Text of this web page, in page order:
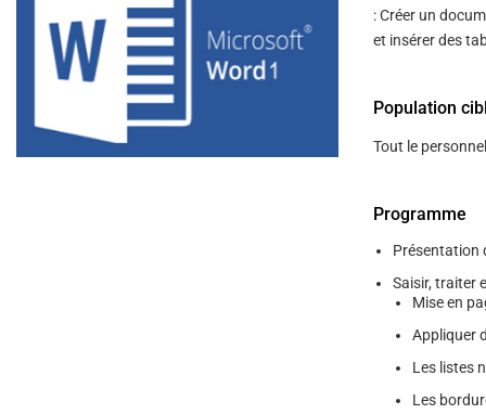
navigate
interact
content.
: Créer un
et insérer des
Population
Tout le
Programme
Présentation
Saisir, traiter
Mise en
Appliquer
Les listes
Les